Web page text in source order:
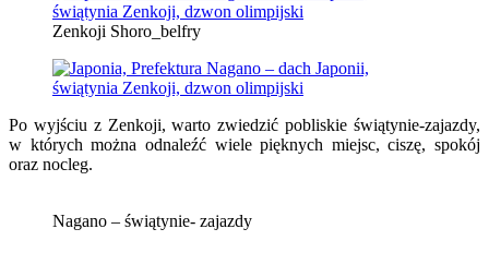
Zenkoji Shoro_belfry
Po wyjściu z Zenkoji, warto zwiedzić pobliskie świątynie-zajazdy,
w których można odnaleźć wiele pięknych miejsc, ciszę, spokój
oraz nocleg.
Nagano – świątynie- zajazdy